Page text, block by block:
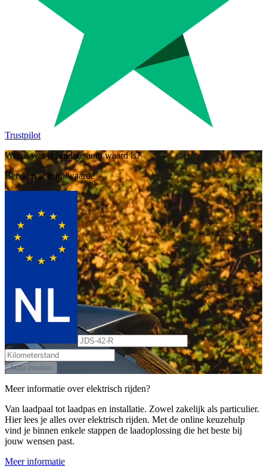
Trustpilot
Weten wat je huidige auto waard is?
Bereken je inruilwaarde
Auto inruilen
Meer informatie over elektrisch rijden?
Van laadpaal tot laadpas en installatie. Zowel zakelijk als particulier.
Hier lees je alles over elektrisch rijden. Met de online keuzehulp
vind je binnen enkele stappen de laadoplossing die het beste bij
jouw wensen past.
Meer informatie